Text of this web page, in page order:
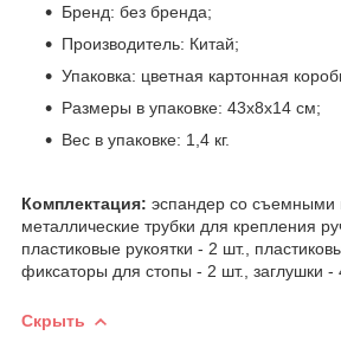
Бренд: без бренда;
Производитель: Китай;
Упаковка: цветная картонная
Размеры в упаковке: 43х8х14 см;
Вес в упаковке: 1,4 кг.
Комплектация: эспандер со съемными
металлические трубки для крепления
пластиковые рукоятки - 2 шт.,
фиксаторы для стопы - 2 шт., заглушки -
Скрыть